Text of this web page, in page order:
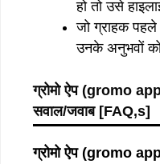
हो तो उसे
जो ग्राहक
उनके अनुभवों
ग्रोमो ऐप(gromo
सवाल/जवाब [FAQ,s]
ग्रोमो ऐप (gromo